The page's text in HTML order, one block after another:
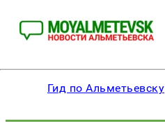
Гид по Альметьевску